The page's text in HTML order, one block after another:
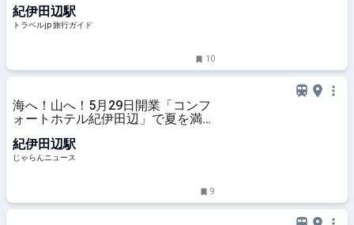
紀伊田辺駅
トラベルjp 旅行ガイド
10
海へ！山へ！5月29日開業「コンフ
ォートホテル紀伊田辺」で夏を満喫
紀伊田辺駅
じゃらんニュース
9